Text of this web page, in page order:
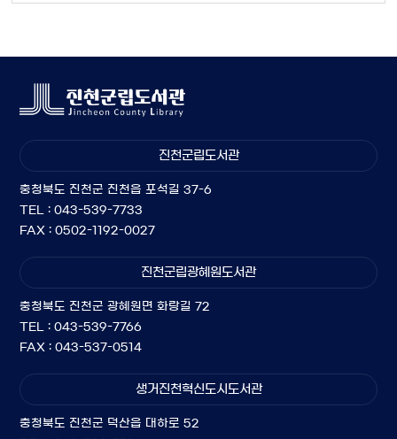
진천군립도서관
충청북도 진천군 진천읍 포석길 37-6
TEL : 043-539-7733
FAX : 0502-1192-0027
진천군립광혜원도서관
충청북도 진천군 광혜원면 화랑길 72
TEL : 043-539-7766
FAX : 043-537-0514
생거진천혁신도시도서관
충청북도 진천군 덕산읍 대하로 52